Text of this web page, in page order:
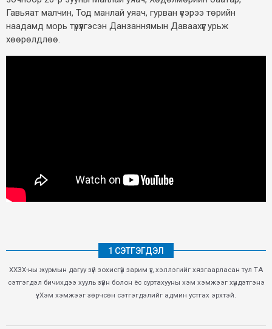
Гавьяат малчин, Тод манлай уяач, гурван үеэрээ төрийн
наадамд морь түрүүлгэсэн Данзаннямын Даваахүүг урьж
хөөрөлдлөө.
1 СЭТГЭГДЭЛ
ХХЗХ-ны журмын дагуу зүй зохисгүй зарим үг, хэллэгийг хязгаарласан тул ТА
сэтгэгдэл бичихдээ хууль зүйн болон ёс суртахууны хэм хэмжээг хүндэтгэнэ
үү. Хэм хэмжээг зөрчсөн сэтгэгдэлийг админ устгах эрхтэй.